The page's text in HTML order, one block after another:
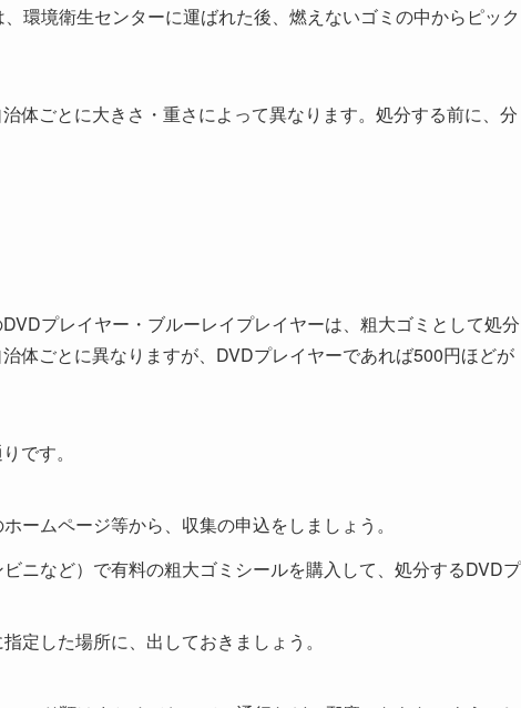
環境衛生センターに運ばれた後、燃えないゴミの中からピック
体ごとに大きさ・重さによって異なります。処分する前に、分
プレイヤー・ブルーレイプレイヤーは、粗大ゴミとして処分
体ごとに異なりますが、DVDプレイヤーであれば500円ほどが
です。
ムページ等から、収集の申込をしましょう。
ニなど）で有料の粗大ゴミシールを購入して、処分するDVDプ
定した場所に、出しておきましょう。